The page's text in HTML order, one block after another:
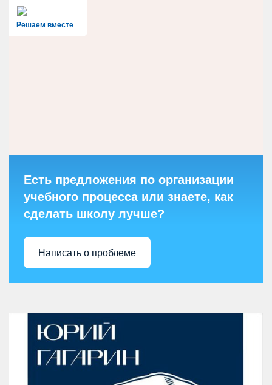
Решаем вместе
Есть предложения по организации
учебного процесса или знаете, как
сделать школу лучше?
Написать о проблеме